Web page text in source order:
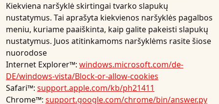
Kiekviena naršyklė skirtingai tvarko slapukų
nustatymus. Tai aprašyta kiekvienos naršyklės pagalbos
meniu, kuriame paaiškinta, kaip galite pakeisti slapukų
nustatymus. Juos atitinkamoms naršyklėms rasite šiose
nuorodose
Internet Explorer™: windows.microsoft.com/de-
DE/windows-vista/Block-or-allow-cookies
Safari™: support.apple.com/kb/ph21411
Chrome™: support.google.com/chrome/bin/answer.py